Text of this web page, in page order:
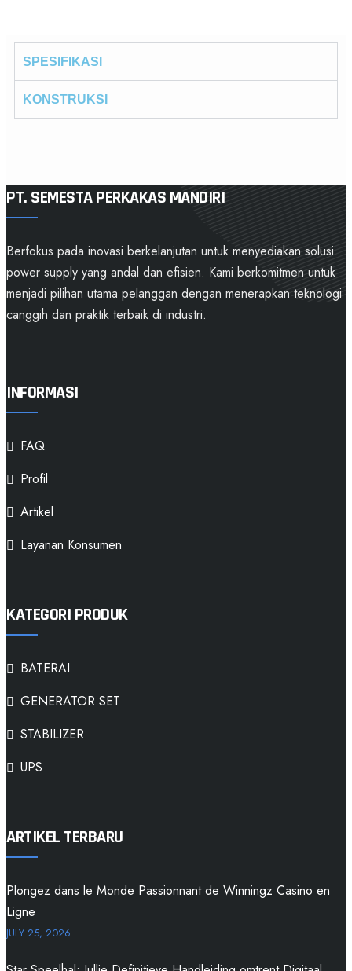
SPESIFIKASI
KONSTRUKSI
PT. SEMESTA PERKAKAS MANDIRI
Berfokus pada inovasi berkelanjutan untuk menyediakan solusi
power supply yang andal dan efisien. Kami berkomitmen untuk
menjadi pilihan utama pelanggan dengan menerapkan teknologi
canggih dan praktik terbaik di industri.
INFORMASI
FAQ
Profil
Artikel
Layanan Konsumen
KATEGORI PRODUK
BATERAI
GENERATOR SET
STABILIZER
UPS
ARTIKEL TERBARU
Plongez dans le Monde Passionnant de Winningz Casino en
Ligne
JULY 25, 2026